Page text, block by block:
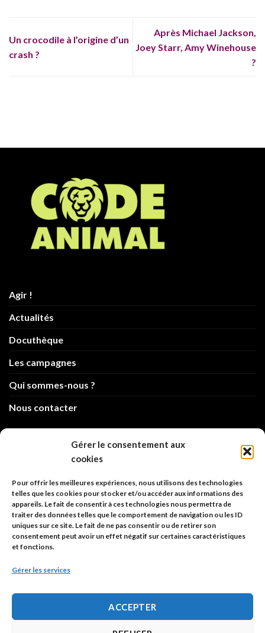
Gérer le consentement aux
cookies
Pour offrir les meilleures expériences, nous utilisons des technologies
telles que les cookies pour stocker et/ou accéder aux informations des
appareils. Le fait de consentir à ces technologies nous permettra de
traiter des données telles que le comportement de navigation ou les ID
uniques sur ce site. Le fait de ne pas consentir ou de retirer son
consentement peut avoir un effet négatif sur certaines caractéristiques
et fonctions.
Gérer les services
ACCEPTER
Un crocodile à l’origine d’un
crash ?
Après Michael Jackson,
Joey Starr, Amy Winehouse
?
Agir !
Actualités
Docuthèque
Les campagnes
Qui sommes-nous ?
Nous contacter
info@code-animal.com
Code Animal
26, rue principale
67480 Roppenheim
Adresse à utiliser pour les envois en AR.
Politique de confidentialité